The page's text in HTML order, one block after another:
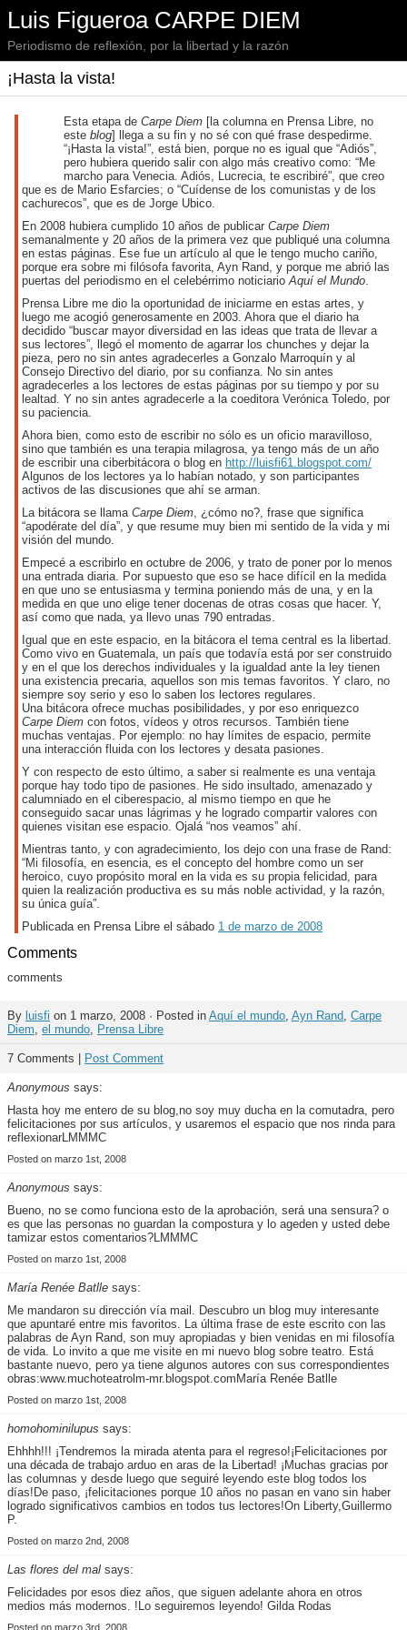
Luis Figueroa CARPE DIEM
Periodismo de reflexión, por la libertad y la razón
¡Hasta la vista!
Esta etapa de Carpe Diem [la columna en Prensa Libre, no
este blog] llega a su fin y no sé con qué frase despedirme.
“¡Hasta la vista!”, está bien, porque no es igual que “Adiós”,
pero hubiera querido salir con algo más creativo como: “Me
marcho para Venecia. Adiós, Lucrecia, te escribiré”, que creo
que es de Mario Esfarcies; o “Cuídense de los comunistas y de los
cachurecos”, que es de Jorge Ubico.
En 2008 hubiera cumplido 10 años de publicar Carpe Diem
semanalmente y 20 años de la primera vez que publiqué una columna
en estas páginas. Ese fue un artículo al que le tengo mucho cariño,
porque era sobre mi filósofa favorita, Ayn Rand, y porque me abrió las
puertas del periodismo en el celebérrimo noticiarioAquí el Mundo.
Prensa Libre me dio la oportunidad de iniciarme en estas artes, y
luego me acogió generosamente en 2003. Ahora que el diario ha
decidido “buscar mayor diversidad en las ideas que trata de llevar a
sus lectores”, llegó el momento de agarrar los chunches y dejar la
pieza, pero no sin antes agradecerles a Gonzalo Marroquín y al
Consejo Directivo del diario, por su confianza. No sin antes
agradecerles a los lectores de estas páginas por su tiempo y por su
lealtad. Y no sin antes agradecerle a la coeditora Verónica Toledo, por
su paciencia.
Ahora bien, como esto de escribir no sólo es un oficio maravilloso,
sino que también es una terapia milagrosa, ya tengo más de un año
de escribir una ciberbitácora o blog en http://luisfi61.blogspot.com/
Algunos de los lectores ya lo habían notado, y son participantes
activos de las discusiones que ahí se arman.
La bitácora se llama Carpe Diem, ¿cómo no?, frase que significa
“apodérate del día”, y que resume muy bien mi sentido de la vida y mi
visión del mundo.
Empecé a escribirlo en octubre de 2006, y trato de poner por lo menos
una entrada diaria. Por supuesto que eso se hace difícil en la medida
en que uno se entusiasma y termina poniendo más de una, y en la
medida en que uno elige tener docenas de otras cosas que hacer. Y,
así como que nada, ya llevo unas 790 entradas.
Igual que en este espacio, en la bitácora el tema central es la libertad.
Como vivo en Guatemala, un país que todavía está por ser construido
y en el que los derechos individuales y la igualdad ante la ley tienen
una existencia precaria, aquellos son mis temas favoritos. Y claro, no
siempre soy serio y eso lo saben los lectores regulares.
Una bitácora ofrece muchas posibilidades, y por eso enriquezco
Carpe Diem con fotos, vídeos y otros recursos. También tiene
muchas ventajas. Por ejemplo: no hay límites de espacio, permite
una interacción fluida con los lectores y desata pasiones.
Y con respecto de esto último, a saber si realmente es una ventaja
porque hay todo tipo de pasiones. He sido insultado, amenazado y
calumniado en el ciberespacio, al mismo tiempo en que he
conseguido sacar unas lágrimas y he logrado compartir valores con
quienes visitan ese espacio. Ojalá “nos veamos” ahí.
Mientras tanto, y con agradecimiento, los dejo con una frase de Rand:
“Mi filosofía, en esencia, es el concepto del hombre como un ser
heroico, cuyo propósito moral en la vida es su propia felicidad, para
quien la realización productiva es su más noble actividad, y la razón,
su única guía”.
Publicada en Prensa Libre el sábado 1 de marzo de 2008
Comments
comments
By luisfi on 1 marzo, 2008 · Posted in Aquí el mundo, Ayn Rand, Carpe
Diem, el mundo, Prensa Libre
7 Comments | Post Comment
Anonymous says:
Hasta hoy me entero de su blog,no soy muy ducha en la comutadra, pero
felicitaciones por sus artículos, y usaremos el espacio que nos rinda para
reflexionarLMMMC
Posted on marzo 1st, 2008
Anonymous says:
Bueno, no se como funciona esto de la aprobación, será una sensura? o
es que las personas no guardan la compostura y lo ageden y usted debe
tamizar estos comentarios?LMMMC
Posted on marzo 1st, 2008
María Renée Batlle says:
Me mandaron su dirección vía mail. Descubro un blog muy interesante
que apuntaré entre mis favoritos. La última frase de este escrito con las
palabras de Ayn Rand, son muy apropiadas y bien venidas en mi filosofía
de vida. Lo invito a que me visite en mi nuevo blog sobre teatro. Está
bastante nuevo, pero ya tiene algunos autores con sus correspondientes
obras:www.muchoteatrolm-mr.blogspot.comMaría Renée Batlle
Posted on marzo 1st, 2008
homohominilupus says:
Ehhhh!!! ¡Tendremos la mirada atenta para el regreso!¡Felicitaciones por
una década de trabajo arduo en aras de la Libertad! ¡Muchas gracias por
las columnas y desde luego que seguiré leyendo este blog todos los
días!De paso, ¡felicitaciones porque 10 años no pasan en vano sin haber
logrado significativos cambios en todos tus lectores!On Liberty,Guillermo
P.
Posted on marzo 2nd, 2008
Las flores del mal says:
Felicidades por esos diez años, que siguen adelante ahora en otros
medios más modernos. !Lo seguiremos leyendo! Gilda Rodas
Posted on marzo 3rd, 2008